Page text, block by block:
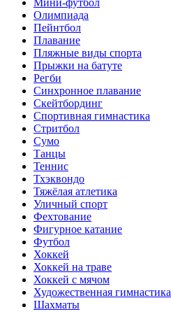
Мини-футбол
Олимпиада
Пейнтбол
Плавание
Пляжные виды спорта
Прыжки на батуте
Регби
Синхронное плавание
Скейтбординг
Спортивная гимнастика
Стритбол
Сумо
Танцы
Теннис
Тхэквондо
Тяжёлая атлетика
Уличный спорт
Фехтование
Фигурное катание
Футбол
Хоккей
Хоккей на траве
Хоккей с мячом
Художественная гимнастика
Шахматы